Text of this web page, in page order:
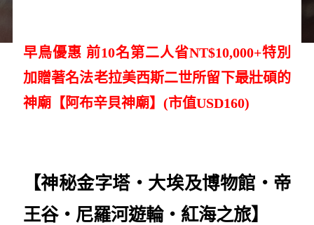
早鳥優惠 前10名第二人省NT$10,000+特別
加贈著名法老拉美西斯二世所留下最壯碩的
神廟【阿布辛貝神廟】(市值USD160)
【神秘金字塔‧大埃及博物館 ‧帝
王谷‧尼羅河遊輪‧紅海之旅】